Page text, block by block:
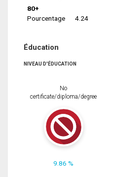
80+
Pourcentage
4.24
Éducation
NIVEAU D'ÉDUCATION
No
certificate/diploma/degree
9.86 %